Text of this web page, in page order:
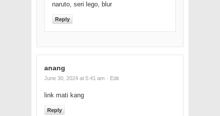
naruto, seri lego, blur
Reply
anang
June 30, 2024 at 5:41 am · Edit
link mati kang
Reply